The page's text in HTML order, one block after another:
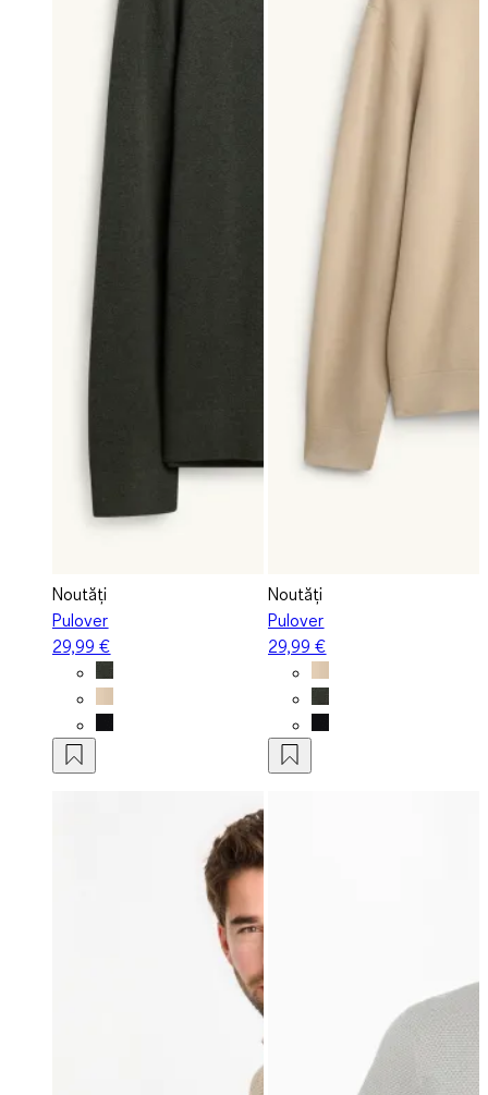
Noutăți
Pulover
29,99 €
Noutăți
Pulover
29,99 €